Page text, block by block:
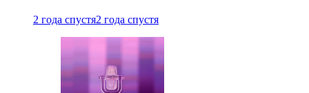
2 года спустя2 года спустя